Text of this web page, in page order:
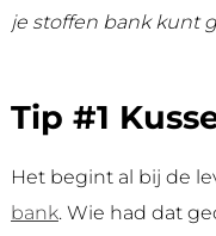
je stoffen bank kunt
Tip #1
Het begint al bij de
bank. Wie had dat